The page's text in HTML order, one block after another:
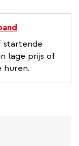
startende
lage prijs of
huren.